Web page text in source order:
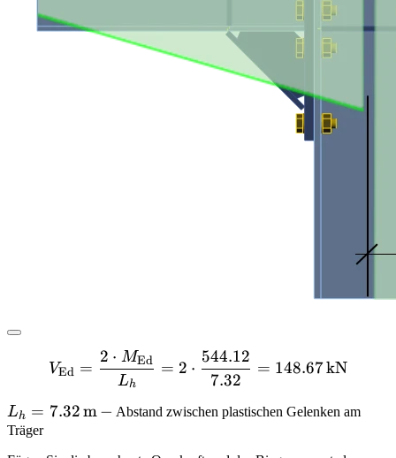
V_{\textrm{Ed}} =
VEd =
Lh
2 ⋅ MEd = 2 ⋅
7.32
544.12
= 148.67kN
L_{h} =
7.32 \,
\textrm{m}
Lh = 7.32m− Abstand zwischen plastischen Gelenken am
Träger